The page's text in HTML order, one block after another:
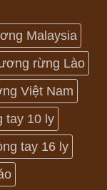
Malaysia
rừng Lào
Việt Nam
tay 10 ly
tay 16 ly